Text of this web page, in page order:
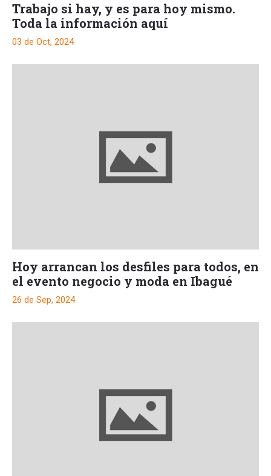
Trabajo si hay, y es para hoy mismo.
Toda la información aquí
03 de Oct, 2024
Hoy arrancan los desfiles para todos, en
el evento negocio y moda en Ibagué
26 de Sep, 2024